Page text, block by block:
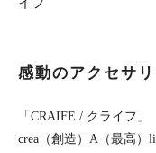
感動のアクセサリ
「CRAIFE / クライフ」
crea（創造）A（最高）